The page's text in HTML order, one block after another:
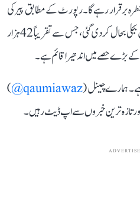
برقرار رہے گا۔ رپورٹ کے مطابق پیر کی
رات تک ہوانا کے تقریباً 5 فیصد حصے میں بجلی بحال کر دی گئی، جس سے تقریباً 42 ہزار
بڑے حصے میں اندھیرا قائم ہے۔
ہے۔ ہمارے چینل (qaumiawaz@
)
تازہ ترین خبروں سے اپ ڈیٹ رہیں۔